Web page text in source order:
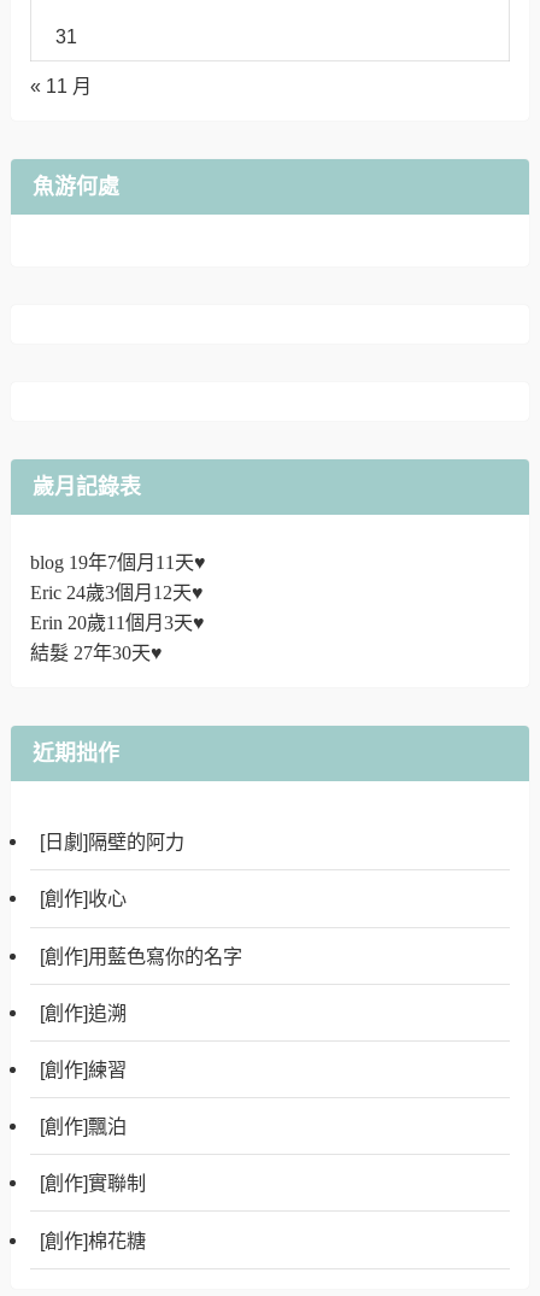
31
« 11 月
魚游何處
歲月記錄表
blog 19年7個月11天♥
Eric 24歲3個月12天♥
Erin 20歲11個月3天♥
結髮 27年30天♥
近期拙作
[日劇]隔壁的阿力
[創作]收心
[創作]用藍色寫你的名字
[創作]追溯
[創作]練習
[創作]飄泊
[創作]實聯制
[創作]棉花糖